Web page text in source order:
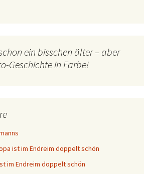
ein bisschen älter – aber
Geschichte in Farbe!
ist im Endreim doppelt schön
im Endreim doppelt schön